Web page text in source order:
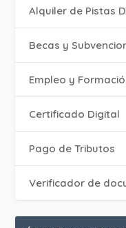
Alquiler de Pistas
Becas y
Empleo y
Certificado Digital
Pago de Tributos
Verificador de